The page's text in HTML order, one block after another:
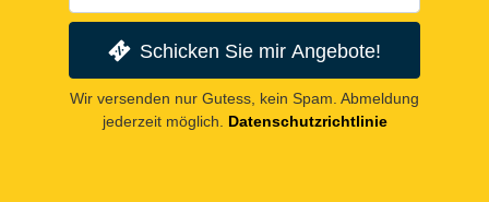
Schicken Sie mir Angebote!
Wir versenden nur Gutess, kein Spam. Abmeldung
jederzeit möglich.
Datenschutzrichtlinie